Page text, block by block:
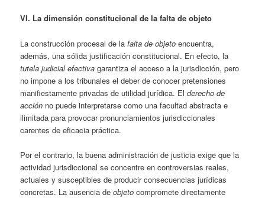
VI. La dimensión constitucional de la falta de objeto
La construcción procesal de lafalta de objeto encuentra,
además, una sólida justificación constitucional. En efecto, la
tutela judicial efectiva garantiza el acceso a la jurisdicción, pero
no impone a los tribunales el deber de conocer pretensiones
manifiestamente privadas de utilidad jurídica. Elderecho de
acción no puede interpretarse como una facultad abstracta e
ilimitada para provocar pronunciamientos jurisdiccionales
carentes de eficacia práctica.
Por el contrario, la buena administración de justicia exige que la
actividad jurisdiccional se concentre en controversias reales,
actuales y susceptibles de producir consecuencias jurídicas
concretas. La ausencia deobjeto compromete directamente